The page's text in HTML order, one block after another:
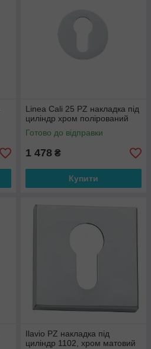
Linea Cali 25 PZ накладка під
циліндр хром полірований
Готово до відправки
1 478 ₴
Купити
Ilavio PZ накладка під
циліндр 1102, хром матовий